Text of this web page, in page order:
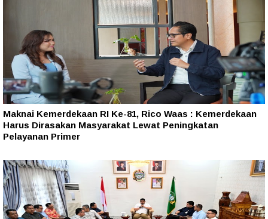
Maknai Kemerdekaan RI Ke-81, Rico Waas : Kemerdekaan
Harus Dirasakan Masyarakat Lewat Peningkatan
Pelayanan Primer